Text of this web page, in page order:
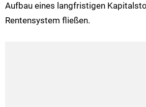
Aufbau eines langfristigen
Rentensystem fließen.